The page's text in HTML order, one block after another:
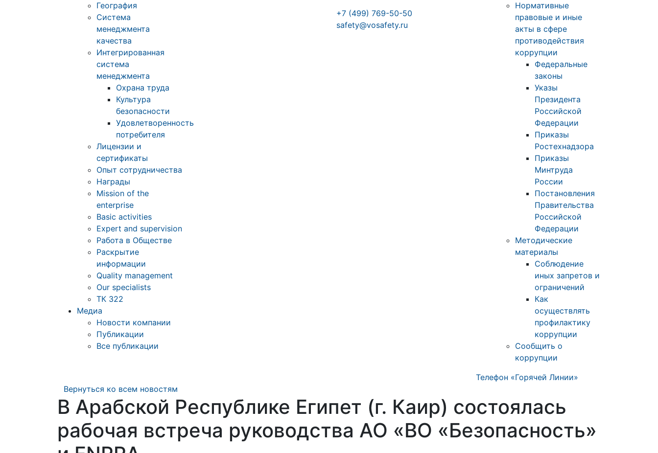
География
Система
менеджмента
качества
Интегрированная
система
менеджмента
Охрана труда
Культура
безопасности
Удовлетворенность
потребителя
Лицензии и
сертификаты
Опыт сотрудничества
Награды
Mission of the
enterprise
Basic activities
Expert and supervision
Работа в Обществе
Раскрытие
информации
Quality management
Our specialists
ТК 322
Медиа
Новости компании
Публикации
Все публикации
+7 (499) 769-50-50
safety@vosafety.ru
Нормативные
правовые и иные
акты в сфере
противодействия
коррупции
Федеральные
законы
Указы
Президента
Российской
Федерации
Приказы
Ростехнадзора
Приказы
Минтруда
России
Постановления
Правительства
Российской
Федерации
Методические
материалы
Соблюдение
иных запретов и
ограничений
Как
осуществлять
профилактику
коррупции
Сообщить о
коррупции
Телефон «Горячей Линии»
Вернуться ко всем новостям
В Арабской Республике Египет (г. Каир) состоялась
рабочая встреча руководства АО «ВО «Безопасность»